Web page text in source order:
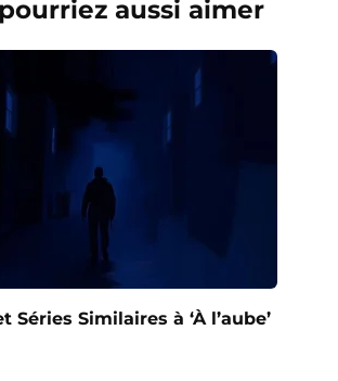
aussi aimer
Séries Similaires à ‘À l’aube’